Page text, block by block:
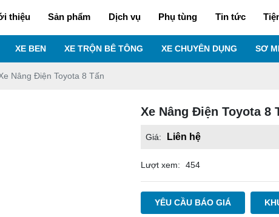
thiệu Sản phẩm Dịch vụ Phụ tùng Tin tức
XE BEN XE TRỘN BÊ TÔNG XE CHUYÊN DỤNG SƠ
Nâng Điện Toyota 8 Tấn
Xe Nâng Điện Toyota 8
Giá: Liên hệ
Lượt xem: 454
YÊU CẦU BÁO GIÁ